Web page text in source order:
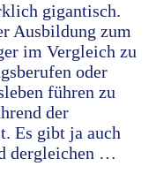
gigantisch.
Ausbildung zum
im Vergleich zu
oder
führen zu
der
Es gibt ja auch
dergleichen …